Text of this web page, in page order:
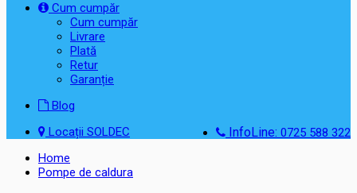
Cum cumpăr
Cum cumpăr
Livrare
Plată
Retur
Garanție
Blog
InfoLine: 0725 588 322
Locații SOLDEC
Home
Pompe de caldura